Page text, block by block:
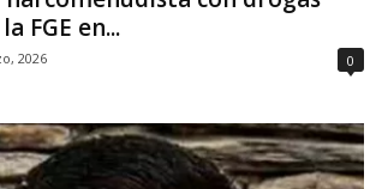
FGE en...
2026 0